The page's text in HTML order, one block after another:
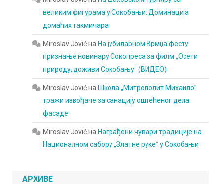
великим фигурама у Сокобањи: Доминација
домаћих такмичара
Miroslav Jovićна На јубиларном Врмџа фесту
признање новинару Сокопреса за филм „Осети
природу, доживи Сокобањуˮ (ВИДЕО)
Miroslav Jovićна Школа „Митрополит Михаилоˮ
тражи извођаче за санацију оштећеног дела
фасаде
Miroslav Jovićна Награђени чувари традиције на
Националном сабору „Златне рукеˮ у Сокобањи
АРХИВЕ